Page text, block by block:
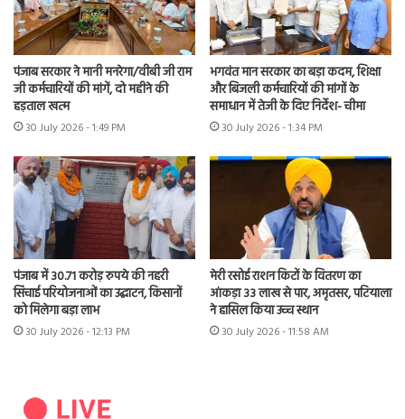
पंजाब सरकार ने मानी मनरेगा/वीबी जी राम
जी कर्मचारियों की मांगें, दो महीने की
हड़ताल खत्म
30 July 2026 - 1:49 PM
भगवंत मान सरकार का बड़ा कदम, शिक्षा
और बिजली कर्मचारियों की मांगों के
समाधान में तेजी के दिए निर्देश- चीमा
30 July 2026 - 1:34 PM
पंजाब में 30.71 करोड़ रुपये की नहरी
सिंचाई परियोजनाओं का उद्घाटन, किसानों
को मिलेगा बड़ा लाभ
30 July 2026 - 12:13 PM
मेरी रसोई राशन किटों के वितरण का
आंकड़ा 33 लाख से पार, अमृतसर, पटियाला
ने हासिल किया उच्च स्थान
30 July 2026 - 11:58 AM